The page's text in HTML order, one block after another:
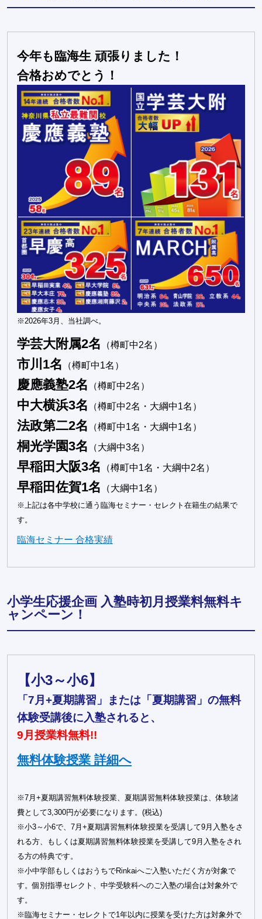
今年も臨海生 頑張りました！
合格おめでとう！
※2026年3月、当社調べ。
学芸大附属2名 （樽町中2名）
市川1名 （樽町中1名）
慶應義塾2名 （樽町中2名）
中大横浜3名 （樽町中2名・大綱中1名）
法政第二2名 （樽町中1名・大綱中1名）
桐光学園3名 （大綱中3名）
早稲田大阪3名 （樽町中1名・大綱中2名）
早稲田佐賀1名 （大綱中1名）
※上記は各中学校に通う臨海セミナー・セレクト在籍生の結果で
す。
臨海セミナー 合格実績
小学生応援企画 入塾時初月授業料無料キ
ャンペーン！
【小3～小6】
「7月+夏期講習」または「夏期講習」の無料
体験受講後に入塾されると、
9月授業料無料!!
無料体験授業 詳細へ
※7月+夏期講習無料体験授業、夏期講習無料体験授業は、体験諸
費として3,300円が必要になります。(税込)
※小3～小6で、7月+夏期講習無料体験授業を受講して9月入塾をさ
れる方、もしくは夏期講習無料体験授業を受講して9月入塾をされ
る方の特典です。
※小中学部もしくはおうちでRinkaiへご入塾いただく方が対象で
す。個別指導セレクト、中学受験科へのご入塾の場合は対象外で
す。
※臨海セミナー・セレクトで1年以内に授業を受けた方は対象外で